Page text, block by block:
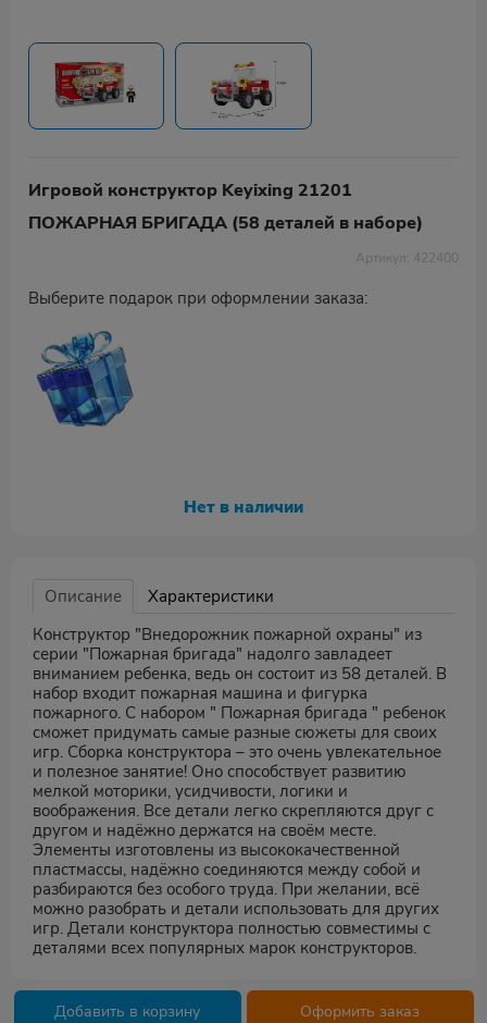
Игровой конструктор Keyixing 21201
ПОЖАРНАЯ БРИГАДА (58 деталей в наборе)
Артикул: 422400
Выберите подарок при оформлении заказа:
Нет в наличии
Описание
Характеристики
Конструктор "Внедорожник пожарной охраны" из
серии "Пожарная бригада" надолго завладеет
вниманием ребенка, ведь он состоит из 58 деталей. В
набор входит пожарная машина и фигурка
пожарного. С набором " Пожарная бригада " ребенок
сможет придумать самые разные сюжеты для своих
игр. Сборка конструктора – это очень увлекательное
и полезное занятие! Оно способствует развитию
мелкой моторики, усидчивости, логики и
воображения. Все детали легко скрепляются друг с
другом и надёжно держатся на своём месте.
Элементы изготовлены из высококачественной
пластмассы, надёжно соединяются между собой и
разбираются без особого труда. При желании, всё
можно разобрать и детали использовать для других
игр. Детали конструктора полностью совместимы с
деталями всех популярных марок конструкторов.
Добавить в корзину Оформить заказ